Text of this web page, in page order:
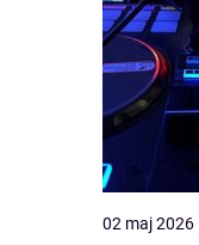
02 maj 2026